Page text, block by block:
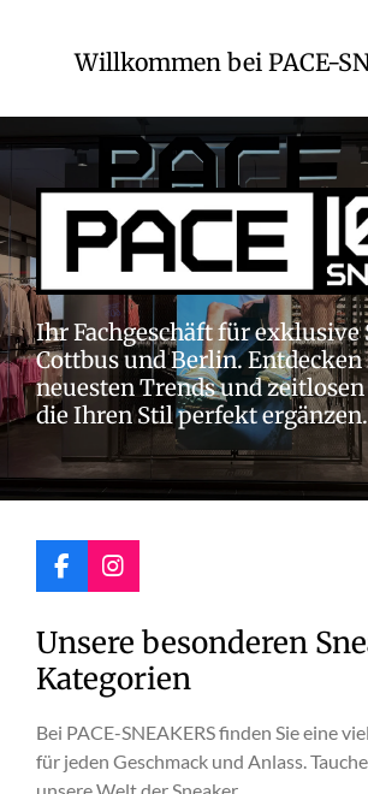
HauptinhaltWillkommen bei PACE-
Ihr Fachgeschäft für exklusive
Cottbus und Berlin. Entdecken
neuesten Trends und
die Ihren Stil perfekt ergänzen.
F
a
e
o
k
I
n
t
g
a
m
Unsere besonderen
Kategorien
Bei PACE-SNEAKERS finden Sie eine
für jeden Geschmack und Anlass.
unsere Welt der Sneaker.